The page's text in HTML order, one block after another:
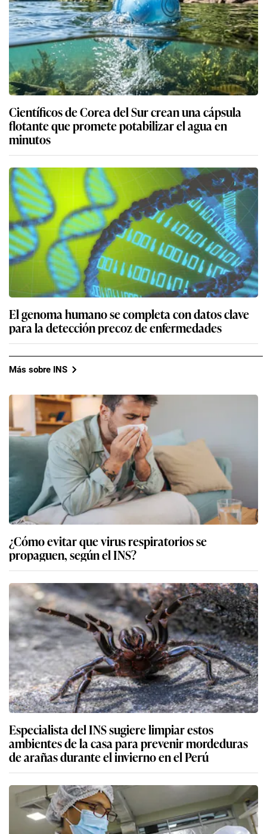
Científicos de Corea del Sur crean una cápsula
flotante que promete potabilizar el agua en
minutos
El genoma humano se completa con datos clave
para la detección precoz de enfermedades
Más sobre INS
¿Cómo evitar que virus respiratorios se
propaguen, según el INS?
Especialista del INS sugiere limpiar estos
ambientes de la casa para prevenir mordeduras
de arañas durante el invierno en el Perú